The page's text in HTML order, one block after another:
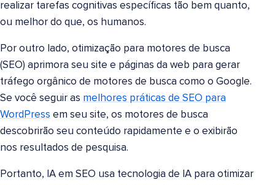
realizar tarefas cognitivas específicas tão bem quanto,
ou melhor do que, os humanos.
Por outro lado, otimização para motores de busca
(SEO) aprimora seu site e páginas da web para gerar
tráfego orgânico de motores de busca como o Google.
Se você seguir as melhores práticas de SEO para
WordPress em seu site, os motores de busca
descobrirão seu conteúdo rapidamente e o exibirão
nos resultados de pesquisa.
Portanto, IA em SEO usa tecnologia de IA para otimizar